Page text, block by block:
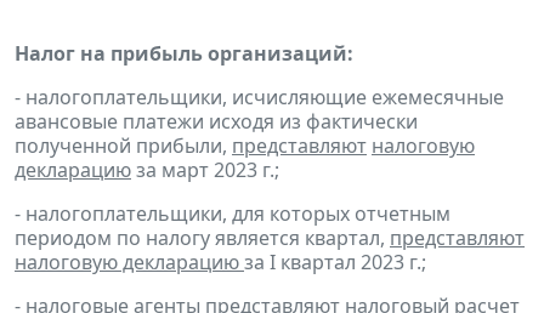
Налог на прибыль организаций:
- налогоплательщики, исчисляющие ежемесячные
авансовые платежи исходя из фактически
полученной прибыли, представляют налоговую
декларациюза март 2023 г.;
- налогоплательщики, для которых отчетным
периодом по налогу является квартал, представляют
налоговую декларациюза I квартал 2023 г.;
- налоговые агенты представляют налоговый расчет